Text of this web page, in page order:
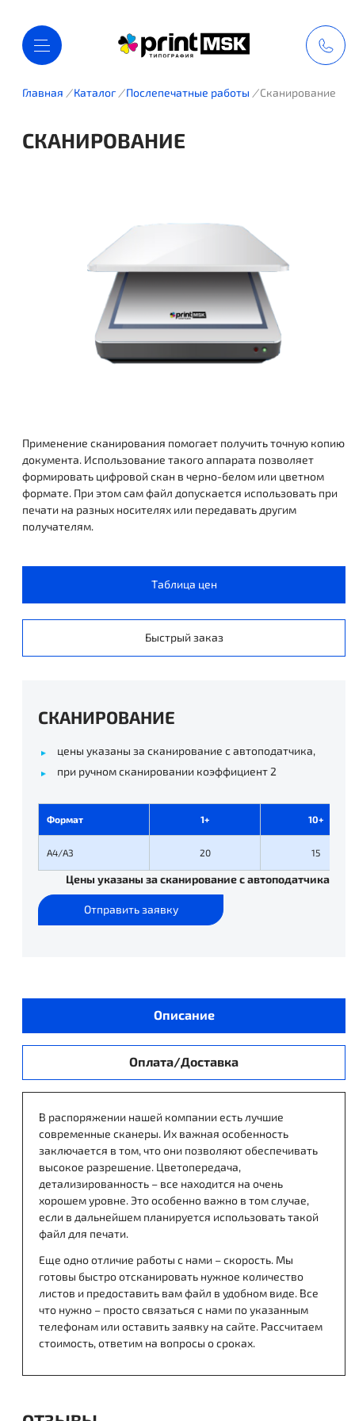
Главная / Каталог / Послепечатные работы / Сканирование
СКАНИРОВАНИЕ
Применение сканирования помогает получить точную копию
документа. Использование такого аппарата позволяет
формировать цифровой скан в черно-белом или цветном
формате. При этом сам файл допускается использовать при
печати на разных носителях или передавать другим
получателям.
Таблица цен
Быстрый заказ
СКАНИРОВАНИЕ
цены указаны за сканирование с автоподатчика,
при ручном сканировании коэффициент 2
Формат 1+ 10+
А4/А3 20 15
Цены указаны за сканирование с автоподатчика
Отправить заявку
Описание
Оплата/Доставка
В распоряжении нашей компании есть лучшие
современные сканеры. Их важная особенность
заключается в том, что они позволяют обеспечивать
высокое разрешение. Цветопередача,
детализированность – все находится на очень
хорошем уровне. Это особенно важно в том случае,
если в дальнейшем планируется использовать такой
файл для печати.
Еще одно отличие работы с нами – скорость. Мы
готовы быстро отсканировать нужное количество
листов и предоставить вам файл в удобном виде. Все
что нужно – просто связаться с нами по указанным
телефонам или оставить заявку на сайте. Рассчитаем
стоимость, ответим на вопросы о сроках.